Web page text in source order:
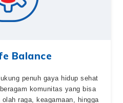
Balance
penuh gaya hidup sehat
komunitas yang bisa
raga, keagamaan, hingga